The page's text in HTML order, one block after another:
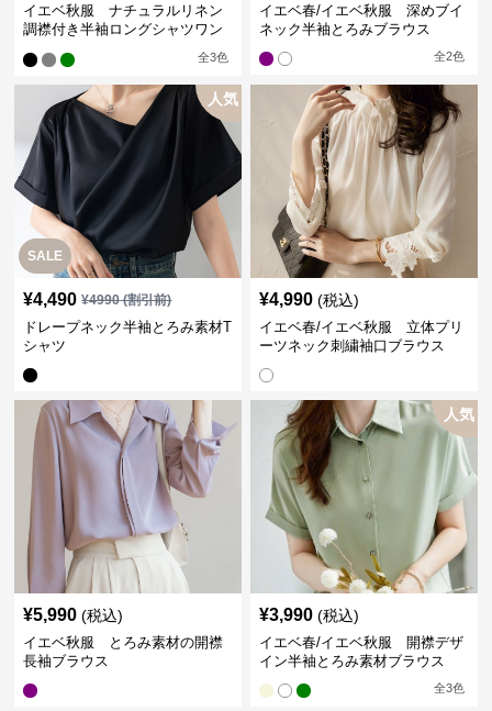
イエベ秋服 ナチュラルリネン
調襟付き半袖ロングシャツワン
全3色
イエベ春/イエベ秋服 深めブイ
ネック半袖とろみブラウス
全2色
SALE
人気
¥4,490 ¥4990(割引前)
ドレープネック半袖とろみ素材T
シャツ
¥4,990 (税込)
イエベ春/イエベ秋服 立体プリ
ーツネック刺繍袖口ブラウス
¥5,990 (税込)
イエベ秋服 とろみ素材の開襟
長袖ブラウス
人気
¥3,990 (税込)
イエベ春/イエベ秋服 開襟デザ
イン半袖とろみ素材ブラウス
全3色